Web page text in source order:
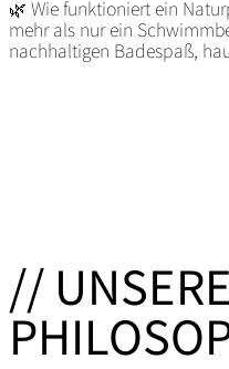
🌿 Wie funktioniert ein
mehr als nur ein
nachhaltigen Badespaß,
// UNSERE